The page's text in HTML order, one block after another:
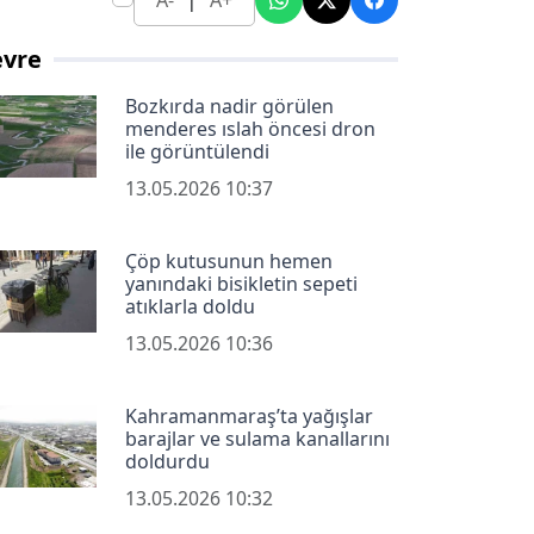
Bozkırda nadir görülen
menderes ıslah öncesi dron
ile görüntülendi
13.05.2026 10:37
Çöp kutusunun hemen
yanındaki bisikletin sepeti
atıklarla doldu
13.05.2026 10:36
Kahramanmaraş’ta yağışlar
barajlar ve sulama kanallarını
doldurdu
13.05.2026 10:32